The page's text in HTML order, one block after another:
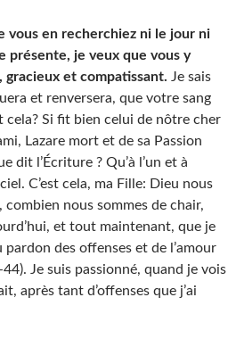
vous en recherchiez ni le jour ni
présente, je veux que vous y
et compatissant. Je sais
et renversera, que votre sang
cela? Si fit bien celui de nôtre cher
Lazare mort et de sa Passion
dit l’Écriture ? Qu’à l’un et à
C’est cela, ma Fille: Dieu nous
nous sommes de chair,
et tout maintenant, que je
pardon des offenses et de l’amour
Je suis passionné, quand je vois
après tant d’offenses que j’ai